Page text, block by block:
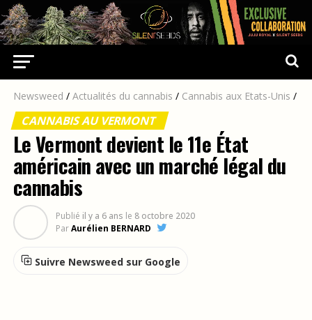
Newsweed / Actualités du cannabis / Cannabis aux Etats-Unis /
CANNABIS AU VERMONT
Le Vermont devient le 11e État
américain avec un marché légal du
cannabis
Publié il y a 6 ans le 8 octobre 2020
ParAurélien BERNARD
Suivre Newsweed sur Google